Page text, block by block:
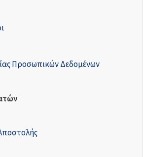
Προσωπικών Δεδομένων